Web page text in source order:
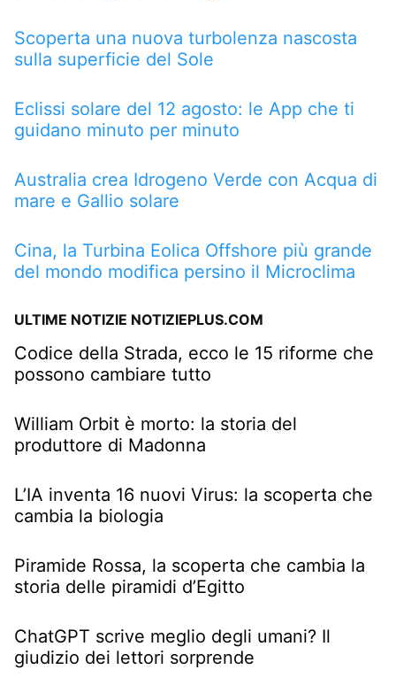
Scoperta una nuova turbolenza nascosta
sulla superficie del Sole
Eclissi solare del 12 agosto: le App che ti
guidano minuto per minuto
Australia crea Idrogeno Verde con Acqua di
mare e Gallio solare
Cina, la Turbina Eolica Offshore più grande
del mondo modifica persino il Microclima
ULTIME NOTIZIE NOTIZIEPLUS.COM
Codice della Strada, ecco le 15 riforme che
possono cambiare tutto
William Orbit è morto: la storia del
produttore di Madonna
L’IA inventa 16 nuovi Virus: la scoperta che
cambia la biologia
Piramide Rossa, la scoperta che cambia la
storia delle piramidi d’Egitto
ChatGPT scrive meglio degli umani? Il
giudizio dei lettori sorprende